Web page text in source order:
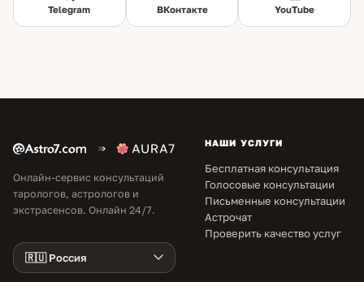
Telegram ВКонтакте YouTube
Онлайн-сервис консультаций
тарологов, астрологов и
экстрасенсов. Онлайн 24/7.
НАШИ УСЛУГИ
Бесплатная консультация
Голосовые консультации
Письменные консультации
Астрочат
Проверить качество услуг